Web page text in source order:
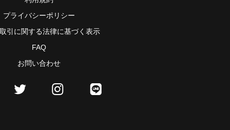
プライバシーポリシー
引に関する法律に基づく表示
FAQ
お問い合わせ